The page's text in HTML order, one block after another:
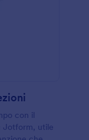
con il
Jotform, utile